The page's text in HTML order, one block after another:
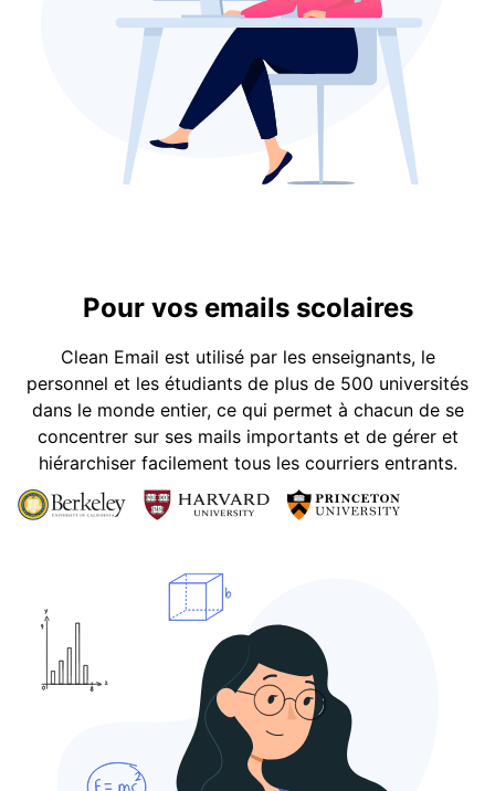
Pour vos emails scolaires
Clean Email est utilisé par les enseignants, le
personnel et les étudiants de plus de 500 universités
dans le monde entier, ce qui permet à chacun de se
concentrer sur ses mails importants et de gérer et
hiérarchiser facilement tous les courriers entrants.